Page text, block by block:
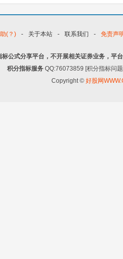
(？) - 关于本站 - 联系我们 - 免责声
公式分享平台，不开展相关证券业务，平
积分指标服务 QQ:76073859 [积分指标问
Copyright © 好股网